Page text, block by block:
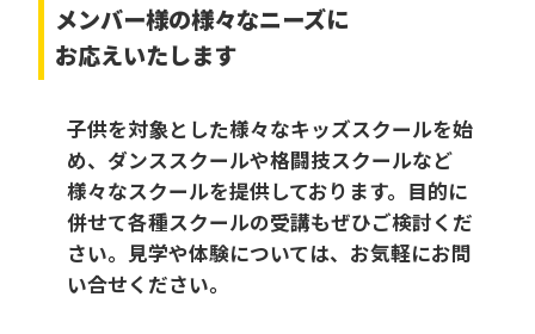
メンバー様の様々なニーズに
お応えいたします
子供を対象とした様々なキッズスクールを始
め、ダンススクールや格闘技スクールなど
様々なスクールを提供しております。目的に
併せて各種スクールの受講もぜひご検討くだ
さい。見学や体験については、お気軽にお問
い合せください。